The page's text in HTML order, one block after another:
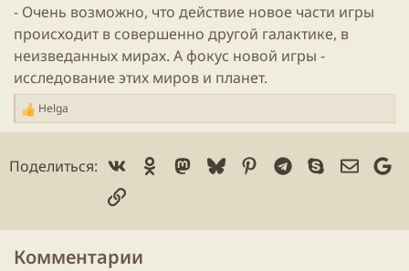
- Очень возможно, что действие новое части игры
происходит в совершенно другой галактике, в
неизведанных мирах. А фокус новой игры -
исследование этих миров и планет.
Р
е
к
:
Helga
Поделиться: Vk Ok Mastodon
BlueskyPinterest
Telegram
Skype
Ссылка
Комментарии